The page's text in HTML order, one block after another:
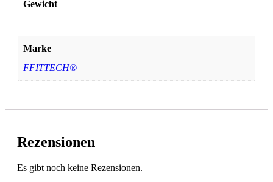
Gewicht
Marke
FFITTECH®
Rezensionen
Es gibt noch keine Rezensionen.